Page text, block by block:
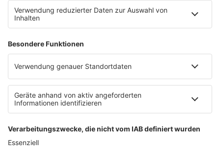
Partner
Radioplayer
Eisbären
Berliner Rundfunk 91.4
94,3 RS2
KISS FM